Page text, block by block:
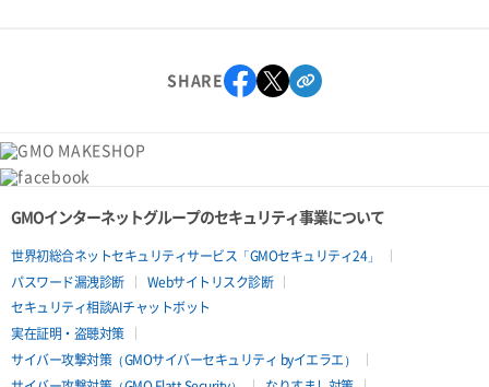
SHARE
GMOインターネットグループのセキュリティ事業について
世界初総合ネットセキュリティサービス「GMOセキュリティ24」
パスワード漏洩診断
Webサイトリスク診断
セキュリティ相談AIチャットボット
実在証明・盗聴対策
サイバー攻撃対策（GMOサイバーセキュリティ byイエラエ）